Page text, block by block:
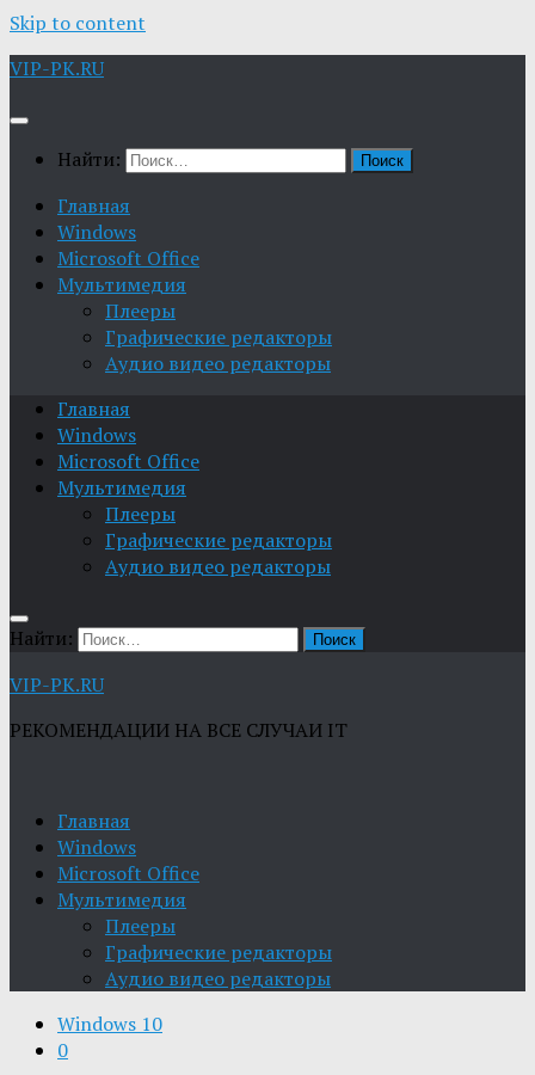
Skip to content
VIP-PK.RU
Найти:
Главная
Windows
Microsoft Office
Мультимедия
Плееры
Графические редакторы
Aудио видео редакторы
Главная
Windows
Microsoft Office
Мультимедия
Плееры
Графические редакторы
Aудио видео редакторы
Найти:
VIP-PK.RU
РЕКОМЕНДАЦИИ НА ВСЕ СЛУЧАИ IT
Главная
Windows
Microsoft Office
Мультимедия
Плееры
Графические редакторы
Aудио видео редакторы
Windows 10
0